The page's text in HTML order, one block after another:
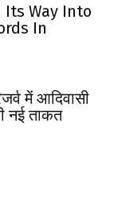
Its Way Into
In
में आदिवासी
नई ताकत